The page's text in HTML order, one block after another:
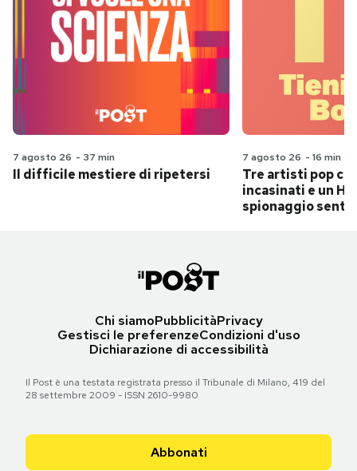
7 agosto 26 - 37 min
Il difficile mestiere di ripetersi
7 agosto 26 - 16 min
Tre artisti pop
incasinati e un
spionaggio
Chi siamoPubblicitàPrivacy
Gestisci le preferenzeCondizioni d'uso
Dichiarazione di accessibilità
Il Post è una testata registrata presso il Tribunale di Milano, 419 del
28 settembre 2009 - ISSN 2610-9980
Abbonati